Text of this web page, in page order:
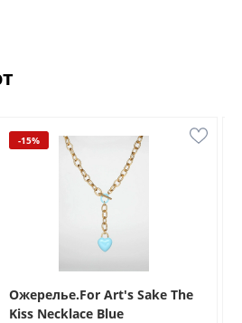
-15%
Ожерелье.For Art's Sake The
Kiss Necklace Blue